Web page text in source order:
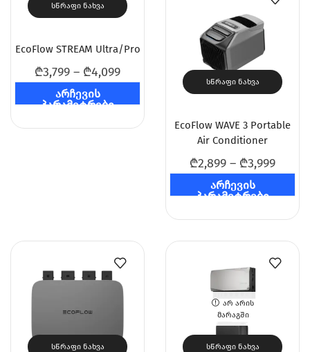
ᲡᲬᲠᲐᲤᲘ ᲜᲐᲮᲕᲐ
EcoFlow STREAM Ultra/Pro
₾3,799 – ₾4,099
არჩევის
პარამეტრები
ᲡᲬᲠᲐᲤᲘ ᲜᲐᲮᲕᲐ
EcoFlow WAVE 3 Portable
Air Conditioner
₾2,899 – ₾3,999
არჩევის
პარამეტრები
ᲡᲬᲠᲐᲤᲘ ᲜᲐᲮᲕᲐ
ᲐᲠ ᲐᲠᲘᲡ
ᲛᲐᲠᲐᲒᲨᲘ
ᲡᲬᲠᲐᲤᲘ ᲜᲐᲮᲕᲐ